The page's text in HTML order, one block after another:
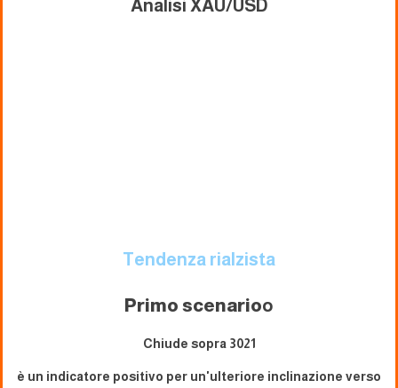
Analisi XAU/USD
Tendenza rialzista
Primo scenarioo
Chiude sopra 3021
è un indicatore positivo per un'ulteriore inclinazione verso